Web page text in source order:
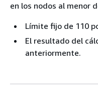
en los nodos al menor
Límite fijo de 110
El resultado del
anteriormente.